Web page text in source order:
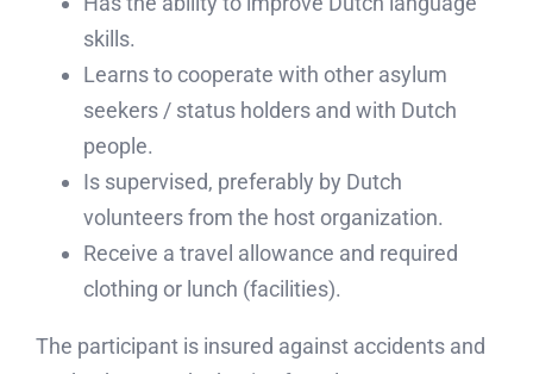
skills.
Learns to cooperate with other asylum
seekers / status holders and with Dutch
people.
Is supervised, preferably by Dutch
volunteers from the host organization.
Receive a travel allowance and required
clothing or lunch (facilities).
The participant is insured against accidents and